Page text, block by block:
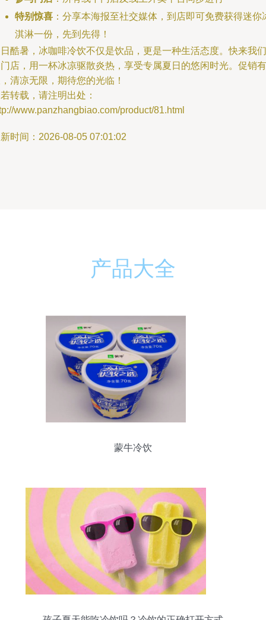
特别惊喜 ：分享本海报至社交媒体，到店即可免费获得迷你
淇淋一份，先到先得！
酷暑，冰咖啡冷饮不仅是饮品，更是一种生活态度。快来我们
店，用一杯冰凉驱散炎热，享受专属夏日的悠闲时光。促销有
清凉无限，期待您的光临！
转载，请注明出处：
www.panzhangbiao.com/product/81.html
时间：2026-08-05 07:01:02
产品大全
蒙牛冷饮